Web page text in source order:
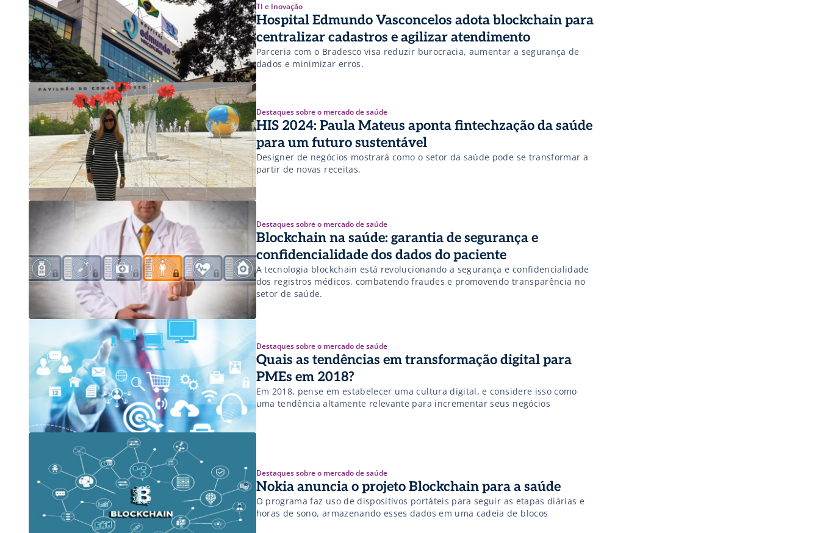
TI e Inovação
Hospital Edmundo Vasconcelos adota blockchain para
centralizar cadastros e agilizar atendimento
Parceria com o Bradesco visa reduzir burocracia, aumentar a segurança de
dados e minimizar erros.
Destaques sobre o mercado de saúde
HIS 2024: Paula Mateus aponta fintechzação da saúde
para um futuro sustentável
Designer de negócios mostrará como o setor da saúde pode se transformar a
partir de novas receitas.
Destaques sobre o mercado de saúde
Blockchain na saúde: garantia de segurança e
confidencialidade dos dados do paciente
A tecnologia blockchain está revolucionando a segurança e confidencialidade
dos registros médicos, combatendo fraudes e promovendo transparência no
setor de saúde.
Destaques sobre o mercado de saúde
Quais as tendências em transformação digital para
PMEs em 2018?
Em 2018, pense em estabelecer uma cultura digital, e considere isso como
uma tendência altamente relevante para incrementar seus negócios
Destaques sobre o mercado de saúde
Nokia anuncia o projeto Blockchain para a saúde
O programa faz uso de dispositivos portáteis para seguir as etapas diárias e
horas de sono, armazenando esses dados em uma cadeia de blocos